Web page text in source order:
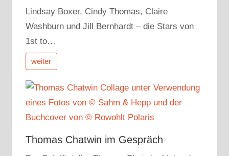
Lindsay Boxer, Cindy Thomas, Claire
Washburn und Jill Bernhardt – die Stars von
1st to…
weiter
Thomas Chatwin im Gespräch